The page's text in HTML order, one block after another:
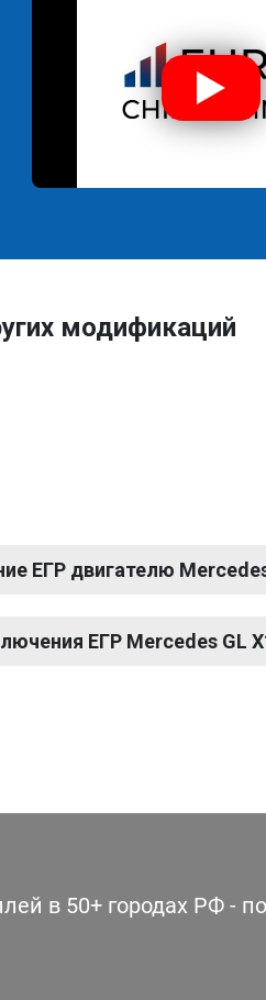
модификаций
ЕГР двигателю
ЕГР Mercedes GL
в 50+ городах РФ -